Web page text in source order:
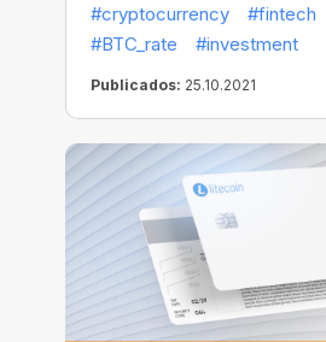
York. In two days of trading,
managed by the exchange-
exceeded $1 billion. The
ETF thus became the first
traded fund to be officially
Bitcoin contracts.
#cryptocurrency #fintech
#BTC_rate
#investment
Publicados: 25.10.2021